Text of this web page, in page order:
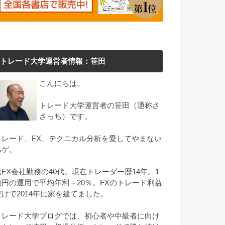
トレード大学運営者情報：笹田
こんにちは。
トレード大学運営者の笹田（通称さ
さっち）です。
レード、FX、テクニカル分析を愛してやまない
。
FX会社勤務の40代。現在トレーダー歴14年。1
円の運用で平均年利＋20％。FXのトレード利益
で2014年に家を建てました。
レード大学ブログでは、初心者や中級者に向け